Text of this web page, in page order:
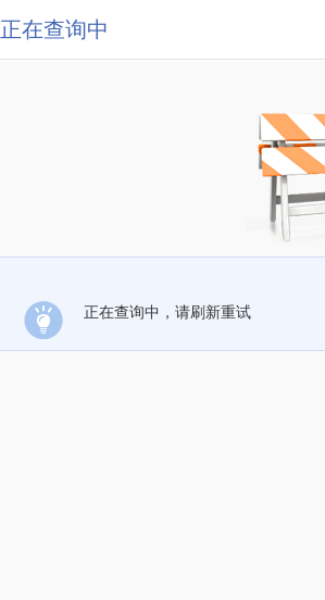
正在查询中
正在查询中，请刷新重试